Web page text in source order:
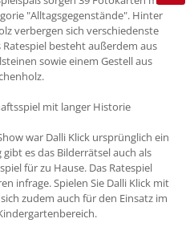
"Alltagsgegenstände". Hinter
verbergen sich verschiedenste
besteht außerdem aus
sowie einem Gestell aus
mit langer Historie
war Dalli Klick ursprünglich ein
gibt es das Bilderrätsel auch als
für zu Hause. Das Ratespiel
infrage. Spielen Sie Dalli Klick mit
zudem auch für den Einsatz im